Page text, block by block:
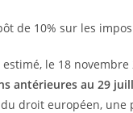
estimé, le 18
antérieures au 29
droit européen,